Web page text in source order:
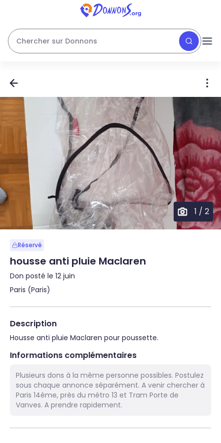
Chercher sur Donnons
1 / 2
Réservé
housse anti pluie Maclaren
Don posté le 12 juin
Paris (Paris)
Description
Housse anti pluie Maclaren pour poussette.
Informations complémentaires
Plusieurs dons à la même personne possibles. Postulez
sous chaque annonce séparément. A venir chercher à
Paris 14ème, près du métro 13 et Tram Porte de
Vanves. A prendre rapidement.